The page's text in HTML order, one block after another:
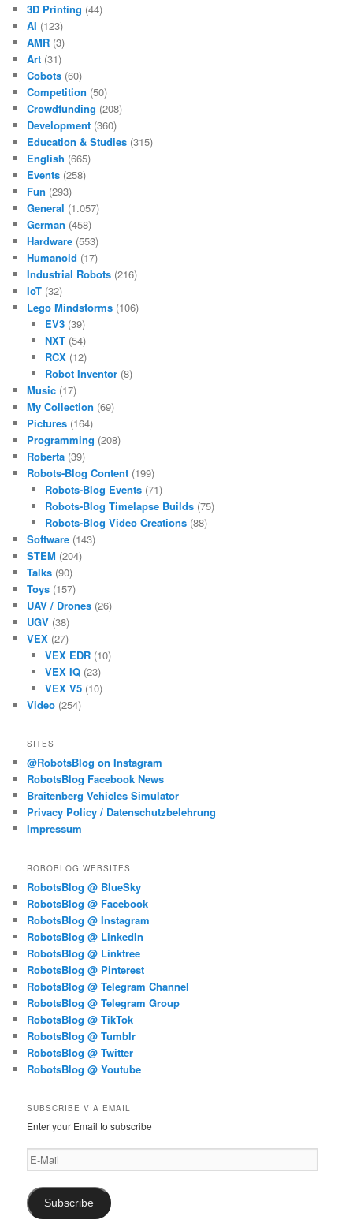
3D Printing (44)
AI (123)
AMR (3)
Art (31)
Cobots (60)
Competition (50)
Crowdfunding (208)
Development (360)
Education & Studies (315)
English (665)
Events (258)
Fun (293)
General (1.057)
German (458)
Hardware (553)
Humanoid (17)
Industrial Robots (216)
IoT (32)
Lego Mindstorms (106)
EV3(39)
NXT(54)
RCX(12)
Robot Inventor(8)
Music (17)
My Collection (69)
Pictures (164)
Programming (208)
Roberta (39)
Robots-Blog Content (199)
Robots-Blog Events(71)
Robots-Blog Timelapse Builds(75)
Robots-Blog Video Creations(88)
Software (143)
STEM (204)
Talks (90)
Toys (157)
UAV / Drones (26)
UGV (38)
VEX (27)
VEX EDR(10)
VEX IQ(23)
VEX V5(10)
Video (254)
SITES
@RobotsBlog on Instagram
RobotsBlog Facebook News
Braitenberg Vehicles Simulator
Privacy Policy / Datenschutzbelehrung
Impressum
ROBOBLOG WEBSITES
RobotsBlog @ BlueSky
RobotsBlog @ Facebook
RobotsBlog @ Instagram
RobotsBlog @ LinkedIn
RobotsBlog @ Linktree
RobotsBlog @ Pinterest
RobotsBlog @ Telegram Channel
RobotsBlog @ Telegram Group
RobotsBlog @ TikTok
RobotsBlog @ Tumblr
RobotsBlog @ Twitter
RobotsBlog @ Youtube
SUBSCRIBE VIA EMAIL
Enter your Email to subscribe
E-
Mail
Subscribe